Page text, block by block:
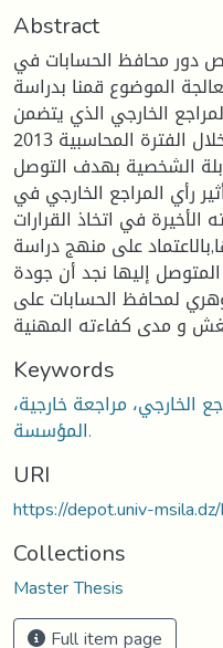
Abstract
دور محافظ الحسابات في
الموضوع قمنا بدراسة
الخارجي الذي يتضمن
رأيه إلى جانب توصياته وذلك خلال الفترة المحاسبية 2013.
الشخصية بهدف التوصل
رأي المراجع الخارجي في
الأخيرة في اتخاذ القرارات
على منهج دراسة
المتوصل إليها نجد أن جودة
لمحافظ الحسابات على
Keywords
الخارجي، مراجعة خارجية،
المؤسسة.
URI
https://depot.univ-
Collections
Master Thesis
Full item page